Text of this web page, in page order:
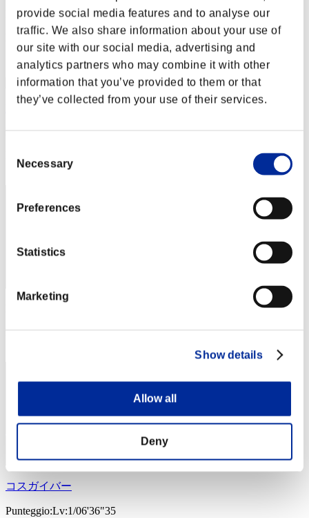
provide social media features and to analyse our
traffic. We also share information about your use of
our site with our social media, advertising and
analytics partners who may combine it with other
information that you’ve provided to them or that
they’ve collected from your use of their services.
Selection
Necessary
Preferences
Statistics
Marketing
Show details
Allow all
Deny
Punteggio:Lv:1/05'25"51
Posizione
2
Dfactor
Punteggio:Lv:1/06'17"68
3
Posizione
コスガイバー
Punteggio:Lv:1/06'36"35